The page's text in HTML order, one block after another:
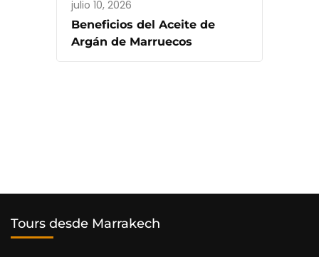
julio 10, 2026
Beneficios del Aceite de
Argán de Marruecos
Tours desde Marrakech